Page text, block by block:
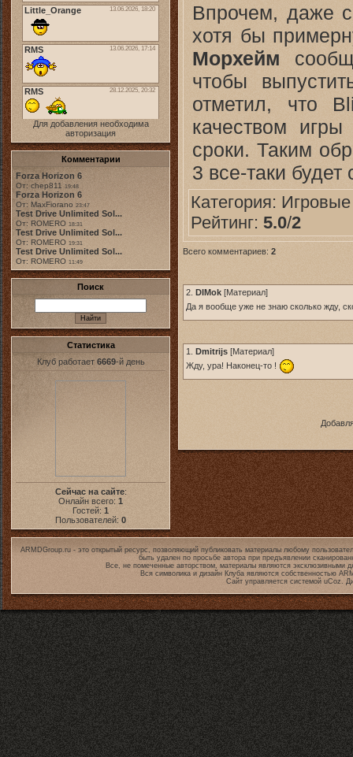
Для добавления необходима
авторизация
Комментарии
Forza Horizon 6
От: chep811 19:48
Forza Horizon 6
От: MaxFiorano 23:47
Test Drive Unlimited Sol...
От: ROMERO 18:31
Test Drive Unlimited Sol...
От: ROMERO 19:31
Test Drive Unlimited Sol...
От: ROMERO 11:49
Поиск
Статистика
Клуб работает 6669-й день
Сейчас на сайте:
Онлайн всего: 1
Гостей: 1
Пользователей: 0
Впрочем, даже
хотя бы
Морхейм
чтобы
отметил, что
качеством
сроки. Таким
3 все-таки
Категория:
Рейтинг: 5.0/2
Всего комментариев: 2
2. DIMok [Материал]
Да я вообще уже не знаю сколько жду,
1. Dmitrijs [Материал]
Жду, ура! Наконец-то !
ARMDGroup.ru - это открытый ресурс, позволяющий публиковать материалы любому
быть удален по просьбе автора при предъявлении
Все, не помеченные авторством, материалы являются эксклюзивными
Вся символика и дизайн Клуба являются собственностью
Сайт управляется системой uCoz.